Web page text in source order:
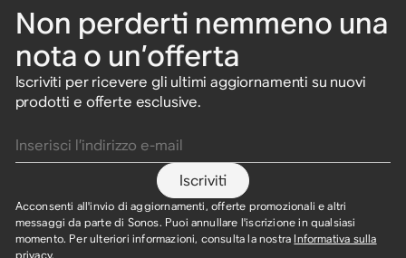
Non perderti nemmeno una
nota o un’offerta
Iscriviti per ricevere gli ultimi aggiornamenti su nuovi
prodotti e offerte esclusive.
Iscriviti
Acconsenti all'invio di aggiornamenti, offerte promozionali e altri
messaggi da parte di Sonos. Puoi annullare l'iscrizione in qualsiasi
momento. Per ulteriori informazioni, consulta la nostra Informativa sulla
privacy.